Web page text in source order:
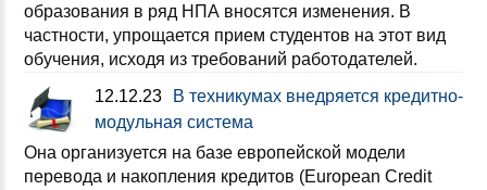
образования в ряд НПА вносятся изменения. В
частности, упрощается прием студентов на этот вид
обучения, исходя из требований работодателей.
12.12.23
В техникумах внедряется кредитно-
модульная система
Она организуется на базе европейской модели
перевода и накопления кредитов (European Credit